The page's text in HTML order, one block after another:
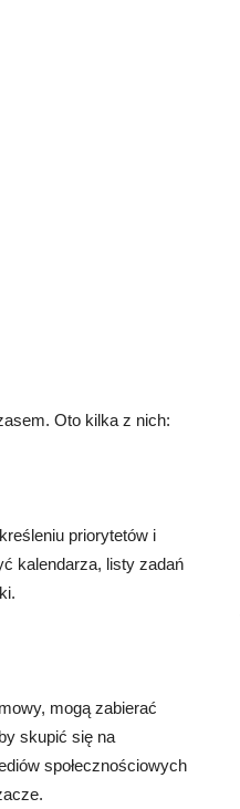
Oto kilka z nich:
priorytetów i
kalendarza, listy zadań
mogą zabierać
skupić się na
społecznościowych